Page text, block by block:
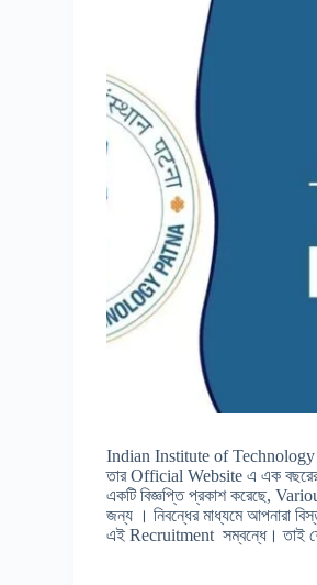
Indian Institute of Technology
তার Official Website এ এক
একটি বিজ্ঞপ্তি প্রকাশ করেছে,
জন্য । নিবন্ধের মাধ্যমে আপনারা
এই Recruitment সম্বন্ধে। তাই